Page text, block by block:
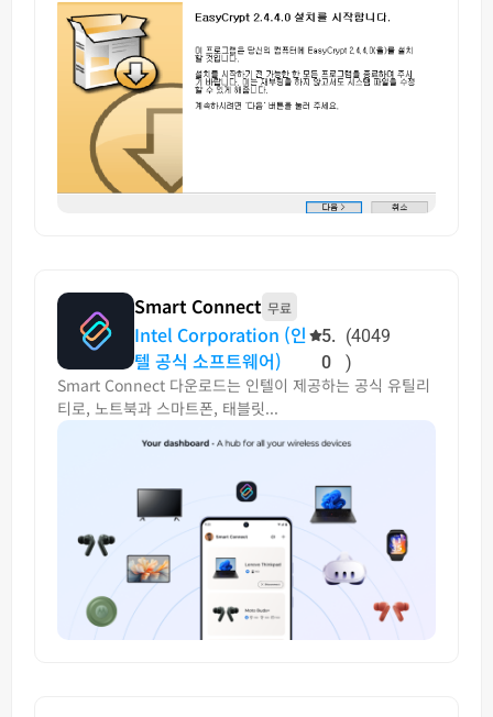
Smart Connect 무료
Intel Corporation (인
텔 공식 소프트웨어)
5.
0
(4049
)
Smart Connect 다운로드는 인텔이 제공하는 공식 유틸리
티로, 노트북과 스마트폰, 태블릿...